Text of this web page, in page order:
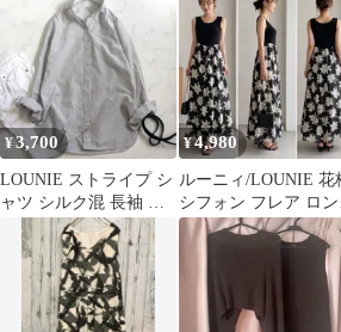
¥3,700
LOUNIE ストライプ シ
ャツ シルク混 長袖 薄
手 ルーニィ
¥4,980
ルーニィ/LOUNIE 花
シフォン フレア ロン
スカート ワンピー